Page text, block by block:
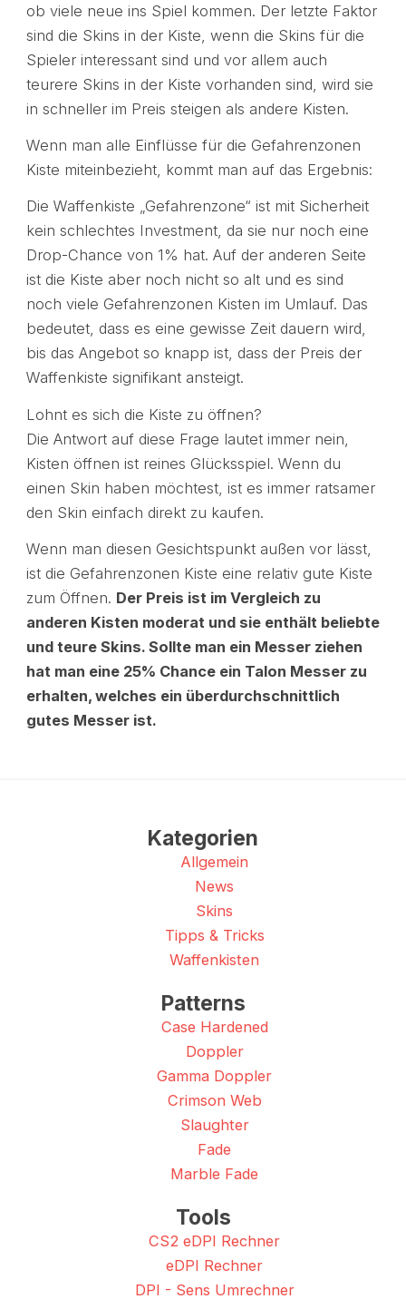
ob viele neue ins Spiel kommen. Der letzte Faktor
sind die Skins in der Kiste, wenn die Skins für die
Spieler interessant sind und vor allem auch
teurere Skins in der Kiste vorhanden sind, wird sie
in schneller im Preis steigen als andere Kisten.
Wenn man alle Einflüsse für die Gefahrenzonen
Kiste miteinbezieht, kommt man auf das Ergebnis:
Die Waffenkiste „Gefahrenzone“ ist mit Sicherheit
kein schlechtes Investment, da sie nur noch eine
Drop-Chance von 1% hat. Auf der anderen Seite
ist die Kiste aber noch nicht so alt und es sind
noch viele Gefahrenzonen Kisten im Umlauf. Das
bedeutet, dass es eine gewisse Zeit dauern wird,
bis das Angebot so knapp ist, dass der Preis der
Waffenkiste signifikant ansteigt.
Lohnt es sich die Kiste zu öffnen?
Die Antwort auf diese Frage lautet immer nein,
Kisten öffnen ist reines Glücksspiel. Wenn du
einen Skin haben möchtest, ist es immer ratsamer
den Skin einfach direkt zu kaufen.
Wenn man diesen Gesichtspunkt außen vor lässt,
ist die Gefahrenzonen Kiste eine relativ gute Kiste
zum Öffnen. Der Preis ist im Vergleich zu
anderen Kisten moderat und sie enthält beliebte
und teure Skins. Sollte man ein Messer ziehen
hat man eine 25% Chance ein Talon Messer zu
erhalten, welches ein überdurchschnittlich
gutes Messer ist.
Kategorien
Allgemein
News
Skins
Tipps & Tricks
Waffenkisten
Patterns
Case Hardened
Doppler
Gamma Doppler
Crimson Web
Slaughter
Fade
Marble Fade
Tools
CS2 eDPI Rechner
eDPI Rechner
DPI - Sens Umrechner